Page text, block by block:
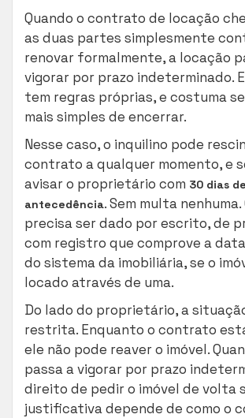
Quando o contrato de locação
as duas partes simplesmente
renovar formalmente, a locação
vigorar por prazo indeterminado.
tem regras próprias, e costuma
mais simples de encerrar.
Nesse caso, o inquilino pode
contrato a qualquer momento, e
avisar o proprietário com 30 dias de
antecedência. Sem multa nenhuma.
precisa ser dado por escrito, de
com registro que comprove a
do sistema da imobiliária, se o
locado através de uma.
Do lado do proprietário, a
restrita. Enquanto o contrato
ele não pode reaver o imóvel.
passa a vigorar por prazo
direito de pedir o imóvel de volta
justificativa depende de como o